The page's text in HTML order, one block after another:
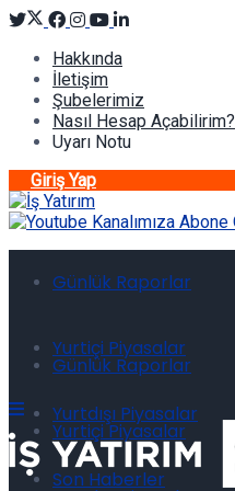
Hakkında
İletişim
Şubelerimiz
Nasıl Hesap Açabilirim?
Uyarı Notu
Giriş Yap
Günlük Raporlar
Yurtiçi Piyasalar
Yurtdışı Piyasalar
Son Haberler
Günlük Raporlar
Yurtiçi Piyasalar